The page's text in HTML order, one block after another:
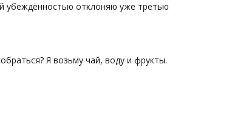
убеждённостью отклоняю уже третью
Я возьму чай, воду и фрукты.